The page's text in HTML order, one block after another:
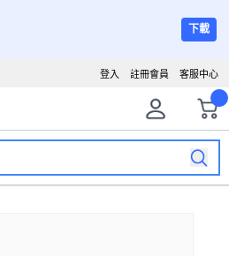
下載
客服中心
註冊會員
登入